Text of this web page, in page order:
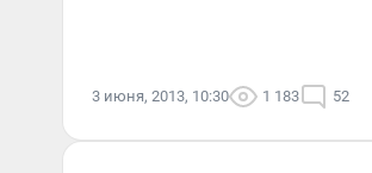
3 июня, 2013, 10:30 1 183 52